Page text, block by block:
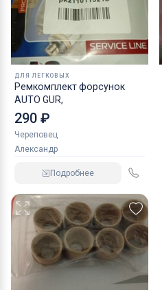
ДЛЯ ЛЕГКОВЫХ
Ремкомплект форсунок
AUTO GUR,
290 ₽
Череповец
Александр
Подробнее